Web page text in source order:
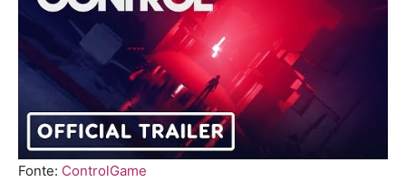
Fonte: ControlGame